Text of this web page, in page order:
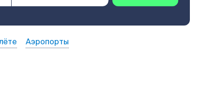
Аэропорты